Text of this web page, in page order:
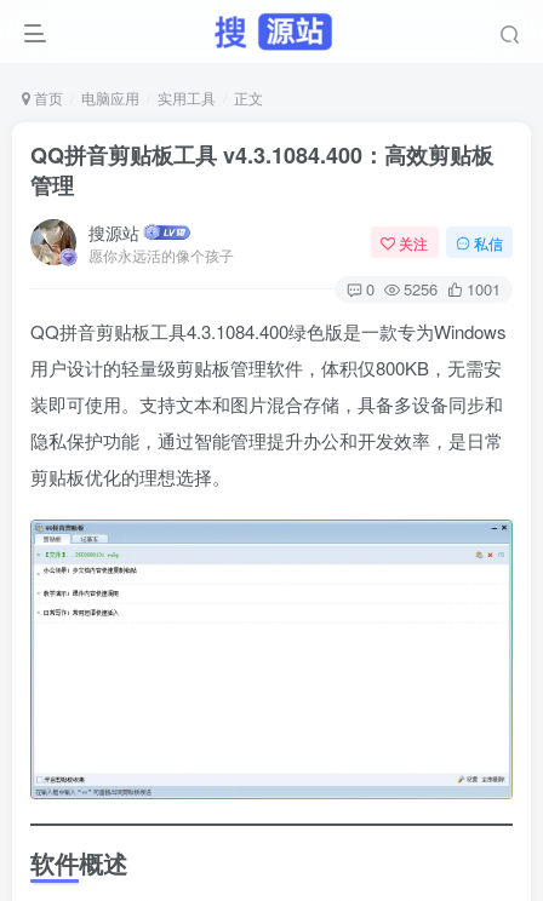
首页 电脑应用 实用工具 正文
QQ拼音剪贴板工具 v4.3.1084.400：高效剪贴板
管理
搜源站
愿你永远活的像个孩子
关注 私信
0 5256 1001
QQ拼音剪贴板工具4.3.1084.400绿色版是一款专为Windows
用户设计的轻量级剪贴板管理软件，体积仅800KB，无需安
装即可使用。支持文本和图片混合存储，具备多设备同步和
隐私保护功能，通过智能管理提升办公和开发效率，是日常
剪贴板优化的理想选择。
软件概述